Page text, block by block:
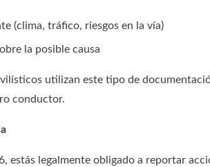
(clima, tráfico, riesgos en la vía)
la posible causa
utilizan este tipo de
conductor.
estás legalmente obligado a reportar